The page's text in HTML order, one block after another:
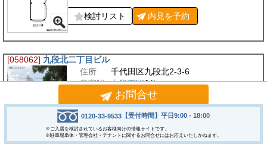
検討リスト 内見を予約
[058062] 九段北二丁目ビル
住所
千代田区九段北2-3-6
最寄駅
九段下駅6分
飯田橋駅10分
竣工
1991/8
お問合せ
0120-33-9533 【受付時間】平日9:00 - 18:00
※ご入居を検討されているお客様向けの情報サイトです。
※駐車場単体・管理会社・テナントに関するお問合せにはお応えいたしかねます。